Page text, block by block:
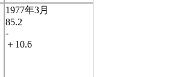
1977年3月
85.2
-
＋10.6